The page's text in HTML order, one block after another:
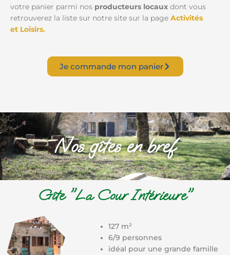
votre panier parmi nos producteurs locaux dont vous
retrouverez la liste sur notre site sur la page Activités
et Loisirs.
Je commande mon panier
Nos gîtes en bref
Gîte "La Cour Intérieure"
127 m²
6/9 personnes
idéal pour une grande famille